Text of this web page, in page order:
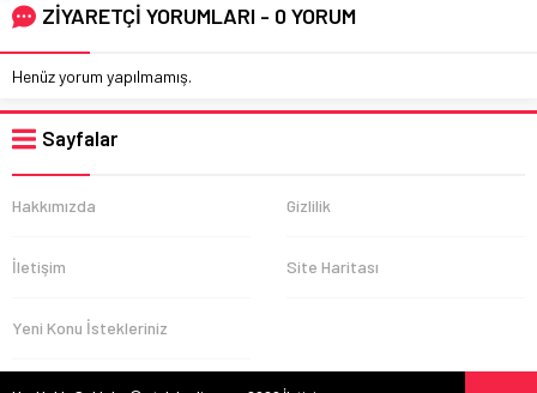
ZİYARETÇİ YORUMLARI - 0 YORUM
Henüz yorum yapılmamış.
Sayfalar
Hakkımızda Gizlilik
İletişim Site Haritası
Yeni Konu İstekleriniz